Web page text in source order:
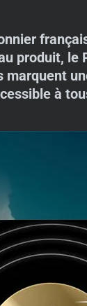
produit, le
à